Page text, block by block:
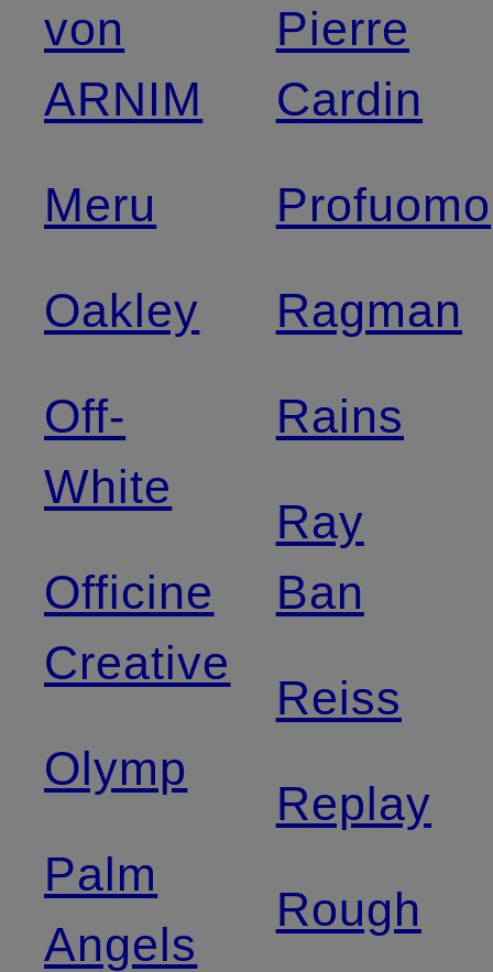
von
ARNIM
Meru
Oakley
Off-
White
Officine
Creative
Olymp
Palm
Angels
Pierre
Cardin
Profuomo
Ragman
Rains
Ray
Ban
Reiss
Replay
Rough